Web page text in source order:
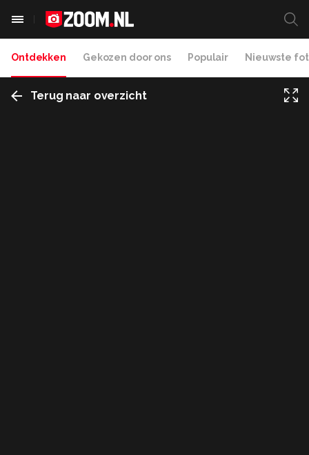
Ontdekken Gekozen door ons Populair Nieuwste
Terug naar overzicht